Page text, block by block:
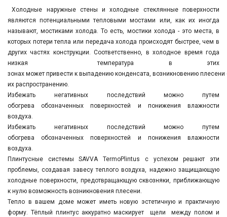
Холодные наружные стены и холодные стеклянные поверхности
являются потенциальными тепловыми мостами или, как их иногда
называют, мос­тиками холода. То есть, мостики холода - это места, в
которых по­тери тепла или передача холода происходят быстрее, чем в
других частях конструкции. Соответственно, в холодное время года
низкая температура в этих
зонах может привести к выпадению конденсата, возникновению плесени
их распространению.
Избежать негативных последствий можно путем
обогрева обозначенных поверхностей и понижения влажности
воздуха.
Избежать негативных последствий можно путем
обогрева обозначенных поверхностей и понижения влажности
воздуха.
Плинтусные системы SAVVA TermoPlintus
с успехом решают эти
проблемы, создавая завесу теплого воздуха, надежно защищающую
холодные поверхности, предотвращающую сквозняки, приближающую
к нулю возможность возникновения плесени.
Тепло в вашем доме может иметь новую эстетичную и практичную
форму. Тёплый плинтус аккуратно маскирует щели между полом и